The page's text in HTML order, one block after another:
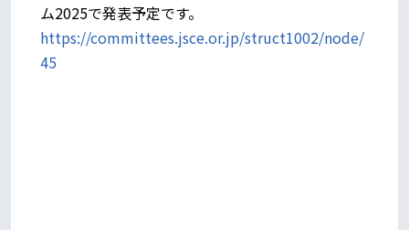
ム2025で発表予定です。
https://committees.jsce.or.jp/struct1002/node/
45